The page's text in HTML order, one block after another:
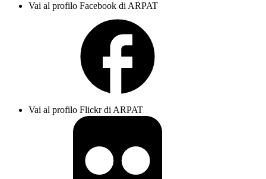
Vai al profilo Facebook di ARPAT
Vai al profilo Flickr di ARPAT